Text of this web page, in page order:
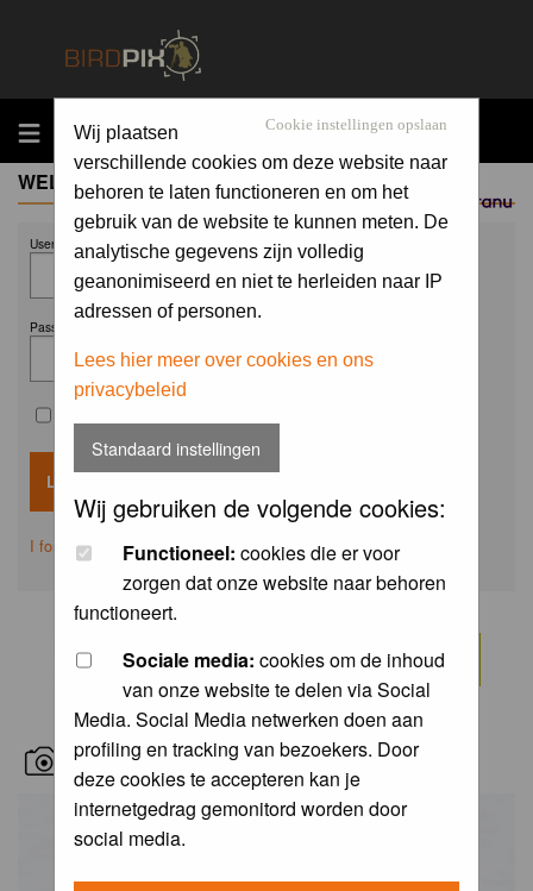
MENU
Sponsored by
Cookie instellingen opslaan
Wij plaatsen
verschillende cookies om deze website naar
behoren te laten functioneren en om het
gebruik van de website te kunnen meten. De
analytische gegevens zijn volledig
geanonimiseerd en niet te herleiden naar IP
adressen of personen.
Lees hier meer over cookies en ons
privacybeleid
Standaard instellingen
Wij gebruiken de volgende cookies:
Functioneel: cookies die er voor
zorgen dat onze website naar behoren
functioneert.
Sociale media: cookies om de inhoud
van onze website te delen via Social
Media. Social Media netwerken doen aan
profiling en tracking van bezoekers. Door
deze cookies te accepteren kan je
internetgedrag gemonitord worden door
social media.
WELCOME GUEST
Username:
Password:
I forgot my password
RECENT BIRD PICS